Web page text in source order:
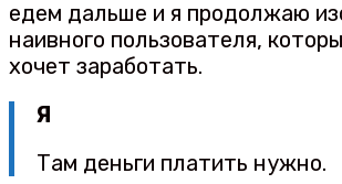
едем дальше и я продолжаю
наивного пользователя,
хочет заработать.
Я
Там деньги платить нужно.